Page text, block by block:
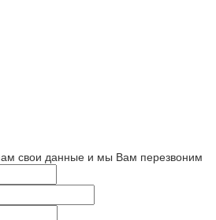
свои данные и мы Вам перезвоним